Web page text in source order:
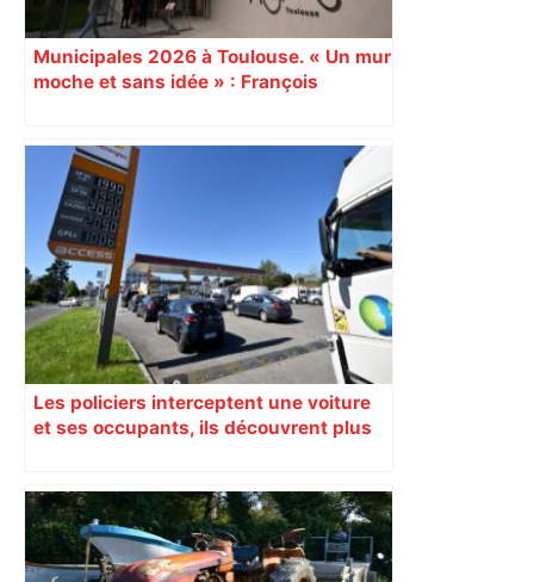
Municipales 2026 à Toulouse. « Un mur
moche et sans idée » : François
Augustins
Les policiers interceptent une voiture
et ses occupants, ils découvrent plus